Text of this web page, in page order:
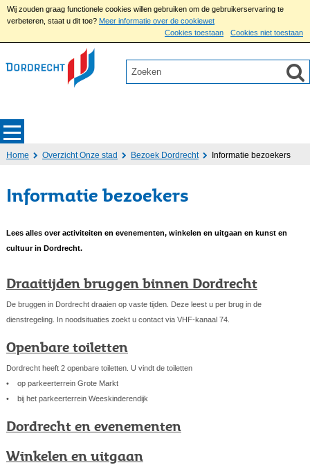
Wij zouden graag functionele cookies willen gebruiken om de gebruikerservaring te
verbeteren, staat u dit toe? Meer informatie over de cookiewet
Cookies toestaan
Cookies niet toestaan
Home Overzicht Onze stad Bezoek Dordrecht Informatie bezoekers
Informatie bezoekers
Lees alles over activiteiten en evenementen, winkelen en uitgaan en kunst en
cultuur in Dordrecht.
Draaitijden bruggen binnen Dordrecht
De bruggen in Dordrecht draaien op vaste tijden. Deze leest u per brug in de
dienstregeling. In noodsituaties zoekt u contact via VHF-kanaal 74.
Openbare toiletten
Dordrecht heeft 2 openbare toiletten. U vindt de toiletten
• op parkeerterrein Grote Markt
• bij het parkeerterrein Weeskinderendijk
Dordrecht en evenementen
Winkelen en uitgaan